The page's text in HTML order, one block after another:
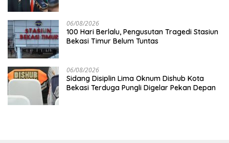
06/08/2026
100 Hari Berlalu, Pengusutan Tragedi Stasiun
Bekasi Timur Belum Tuntas
06/08/2026
Sidang Disiplin Lima Oknum Dishub Kota
Bekasi Terduga Pungli Digelar Pekan Depan